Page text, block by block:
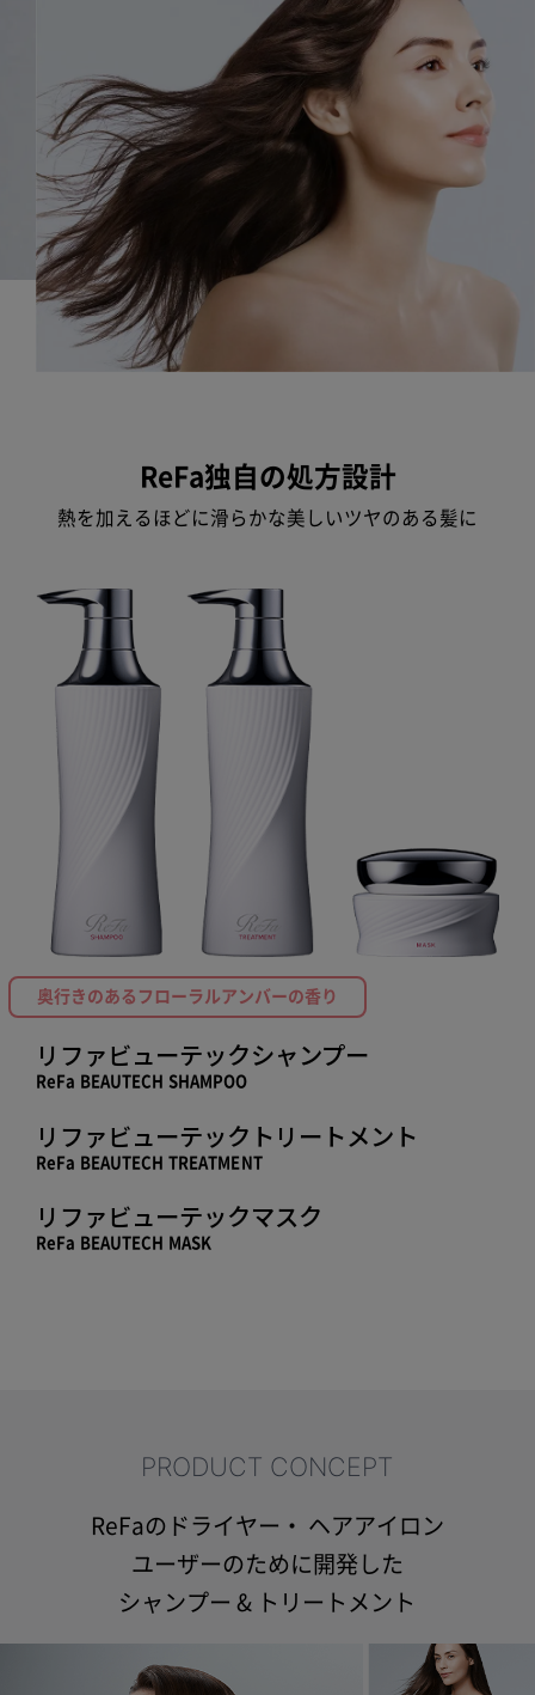
ReFa独自の処方設計
熱を加えるほどに滑らかな美しいツヤのある髪に
奥行きのあるフローラルアンバーの香り
リファビューテックシャンプー
ReFa BEAUTECH SHAMPOO
リファビューテックトリートメント
ReFa BEAUTECH TREATMENT
リファビューテックマスク
ReFa BEAUTECH MASK
PRODUCT CONCEPT
ReFaのドライヤー・ ヘアアイロン
ユーザーのために開発した
シャンプー & トリートメント